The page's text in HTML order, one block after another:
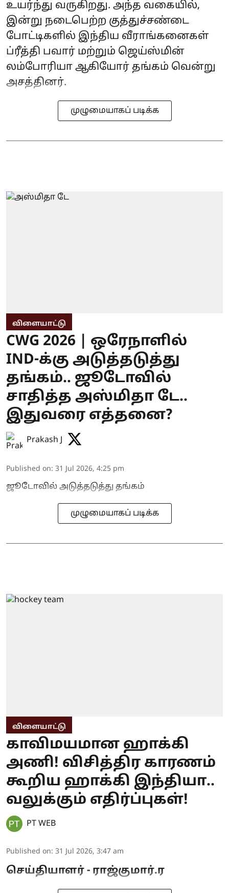
உயர்ந்து வருகிறது. அந்த வகையில்,
இன்று நடைபெற்ற குத்துச்சண்டை
போட்டிகளில் இந்திய வீராங்கனைகள்
ப்ரீத்தி பவார் மற்றும் ஜெய்ஸ்மின்
லம்போரியா ஆகியோர் தங்கம் வென்று
அசத்தினர்.
முழுமையாகப் படிக்க
விளையாட்டு
CWG 2026 | ஒரேநாளில்
IND-க்கு அடுத்தடுத்து
தங்கம்.. ஜூடோவில்
சாதித்த அஸ்மிதா டே..
இதுவரை எத்தனை?
Prakash J
Published on: 31 Jul 2026, 4:25 pm
ஜூடோவில் அடுத்தடுத்து தங்கம்
முழுமையாகப் படிக்க
விளையாட்டு
காவிமயமான ஹாக்கி
அணி! விசித்திர காரணம்
கூறிய ஹாக்கி இந்தியா..
வலுக்கும் எதிர்ப்புகள்!
PT WEB
Published on: 31 Jul 2026, 3:47 am
செய்தியாளர் - ராஜ்குமார்.ர